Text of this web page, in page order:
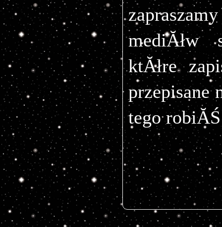
mediĂłw
ktĂłre
przepisane
tego